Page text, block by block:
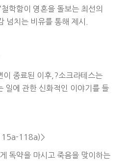
학함이 영혼을 돌보는 최선의
넘치는 비유를 통해 제시.
이 종료된 이후,?소크라테스는
일에 관한 신화적인 이야기를 들
118a)>
독약을 마시고 죽음을 맞이하는